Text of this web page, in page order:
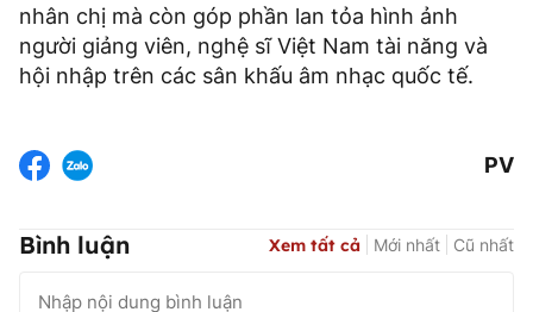
nhân chị mà còn góp phần lan tỏa hình ảnh
người giảng viên, nghệ sĩ Việt Nam tài năng và
hội nhập trên các sân khấu âm nhạc quốc tế.
PV
Bình luận Xem tất cả Mới nhất Cũ nhất